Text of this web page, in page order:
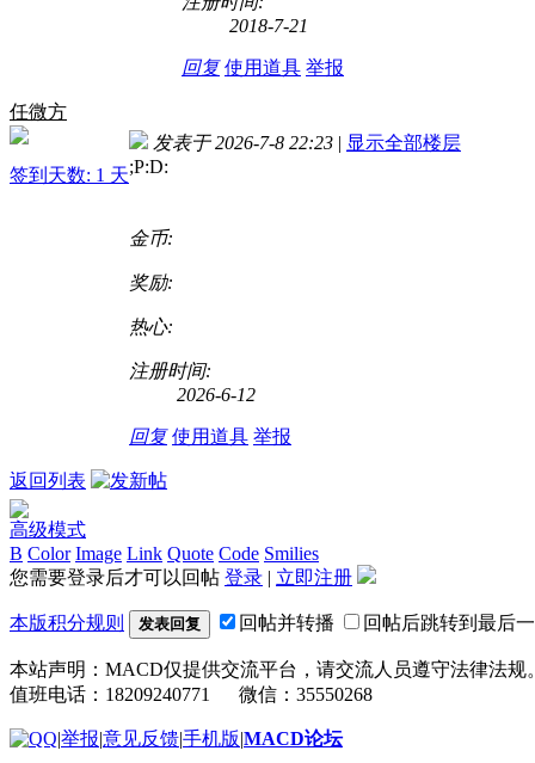
2018-7-21
回复 使用道具 举报
任微方
签到天数: 1 天
发表于 2026-7-8 22:23 | 显示全部楼层
;P:D:
金币:
奖励:
热心:
注册时间:
2026-6-12
回复 使用道具 举报
返回列表
高级模式
B Color Image Link Quote Code Smilies
您需要登录后才可以回帖 登录 | 立即注册
本版积分规则 发表回复 回帖并转播 回帖后跳转到最后
本站声明：MACD仅提供交流平台，请交流人员遵守法律法规
值班电话：18209240771 微信：35550268
|举报|意见反馈|手机版|MACD论坛